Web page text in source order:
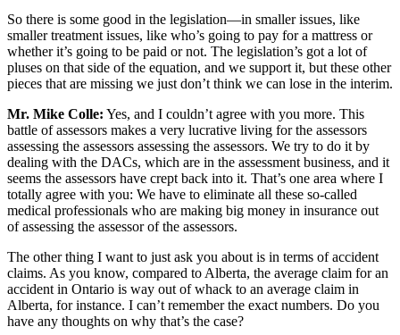
So there is some good in the legislation—in smaller issues, like
smaller treatment issues, like who’s going to pay for a mattress or
whether it’s going to be paid or not. The legislation’s got a lot of
pluses on that side of the equation, and we support it, but these other
pieces that are missing we just don’t think we can lose in the interim.
Mr. Mike Colle: Yes, and I couldn’t agree with you more. This
battle of assessors makes a very lucrative living for the assessors
assessing the assessors assessing the assessors. We try to do it by
dealing with the DACs, which are in the assessment business, and it
seems the assessors have crept back into it. That’s one area where I
totally agree with you: We have to eliminate all these so-called
medical professionals who are making big money in insurance out
of assessing the assessor of the assessors.
The other thing I want to just ask you about is in terms of accident
claims. As you know, compared to Alberta, the average claim for an
accident in Ontario is way out of whack to an average claim in
Alberta, for instance. I can’t remember the exact numbers. Do you
have any thoughts on why that’s the case?